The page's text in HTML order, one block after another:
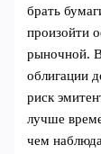
брать
произойти
рыночной. В
облигации
риск
лучше
чем